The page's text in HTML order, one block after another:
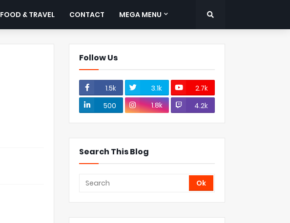
FOOD & TRAVEL CONTACT MEGA MENU
Follow Us
1.5k 3.1k
2.7k
500
1.8k 4.2k
Search This Blog